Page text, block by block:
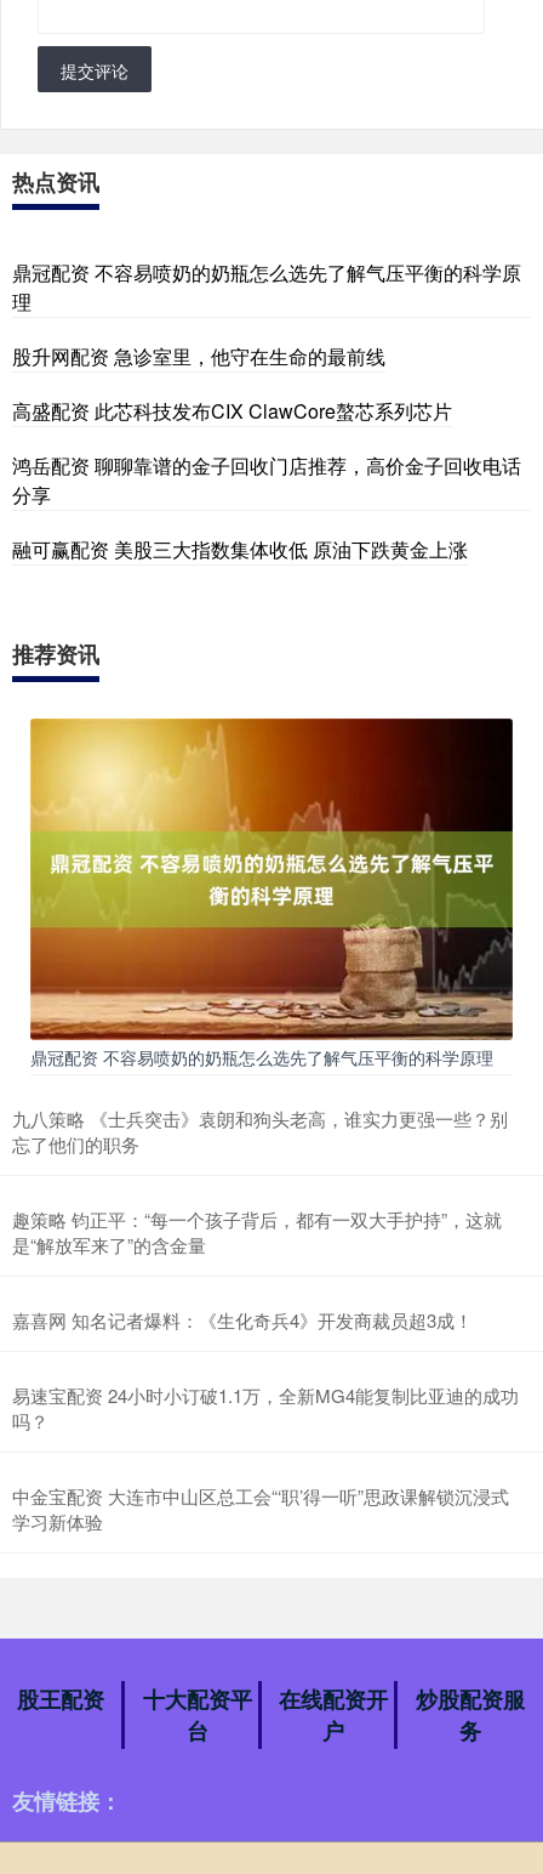
提交评论
热点资讯
鼎冠配资 不容易喷奶的奶瓶怎么选先了解气压平衡的科学原
理
股升网配资 急诊室里，他守在生命的最前线
高盛配资 此芯科技发布CIX ClawCore螯芯系列芯片
鸿岳配资 聊聊靠谱的金子回收门店推荐，高价金子回收电话
分享
融可赢配资 美股三大指数集体收低 原油下跌黄金上涨
推荐资讯
鼎冠配资 不容易喷奶的奶瓶怎么选先了解气压平衡的科学原理
九八策略 《士兵突击》袁朗和狗头老高，谁实力更强一些？别
忘了他们的职务
趣策略 钧正平：“每一个孩子背后，都有一双大手护持”，这就
是“解放军来了”的含金量
嘉喜网 知名记者爆料：《生化奇兵4》开发商裁员超3成！
易速宝配资 24小时小订破1.1万，全新MG4能复制比亚迪的成功
吗？
中金宝配资 大连市中山区总工会“‘职’得一听”思政课解锁沉浸式
学习新体验
股王配资
十大配资平
台
在线配资开
户
炒股配资服
务
友情链接：